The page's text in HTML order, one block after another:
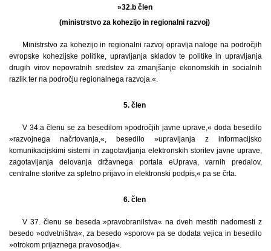
»32.b člen
(ministrstvo za kohezijo in regionalni razvoj)
Ministrstvo za kohezijo in regionalni razvoj opravlja naloge na področjih
evropske kohezijske politike, upravljanja skladov te politike in upravljanja
drugih virov nepovratnih sredstev za zmanjšanje ekonomskih in socialnih
razlik ter na področju regionalnega razvoja.«.
5. člen
V 34.a členu se za besedilom »področjih javne uprave,« doda besedilo
»razvojnega načrtovanja,«, besedilo »upravljanja z informacijsko
komunikacijskimi sistemi in zagotavljanja elektronskih storitev javne uprave,
zagotavljanja delovanja državnega portala eUprava, varnih predalov,
centralne storitve za spletno prijavo in elektronski podpis,« pa se črta.
6. člen
V 37. členu se beseda »pravobranilstva« na dveh mestih nadomesti z
besedo »odvetništva«, za besedo »sporov« pa se dodata vejica in besedilo
»otrokom prijaznega pravosodja«.